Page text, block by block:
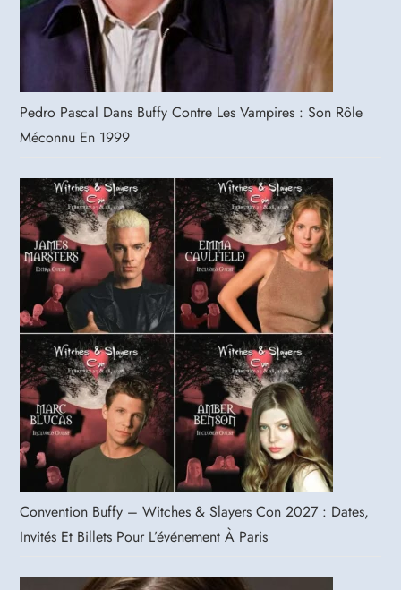
Pedro Pascal Dans Buffy Contre Les Vampires : Son Rôle
Méconnu En 1999
Convention Buffy – Witches & Slayers Con 2027 : Dates,
Invités Et Billets Pour L’événement À Paris